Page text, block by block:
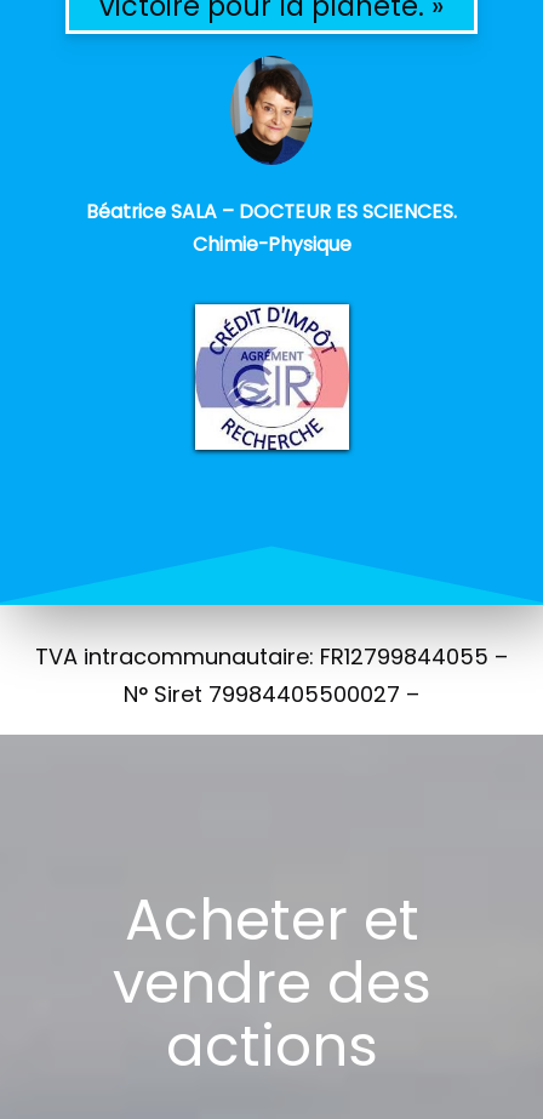
Béatrice SALA – DOCTEUR ES SCIENCES.
Chimie-Physique
TVA intracommunautaire: FR12799844055 –
N° Siret 79984405500027 –
Acheter et
vendre des
actions